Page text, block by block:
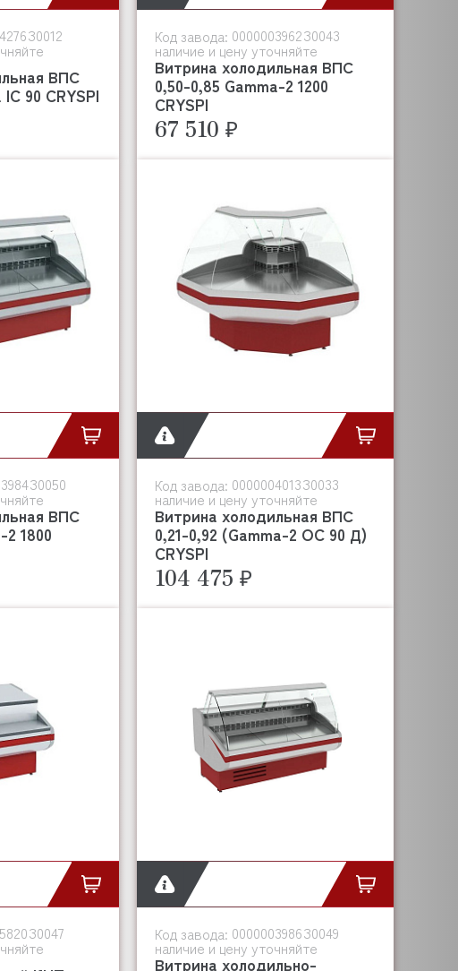
ВПС
90 CRYSPI
Код завода: 0000003962З0043
наличие и цену уточняйте
Витрина холодильная ВПС
0,50-0,85 Gamma-2 1200
CRYSPI
67 510 ₽
ВПС
2 1800
Код завода: 0000004013З0033
наличие и цену уточняйте
Витрина холодильная ВПС
0,21-0,92 (Gamma-2 OC 90 Д)
CRYSPI
104 475 ₽
Код завода: 0000003986З0049
наличие и цену уточняйте
Витрина холодильно-